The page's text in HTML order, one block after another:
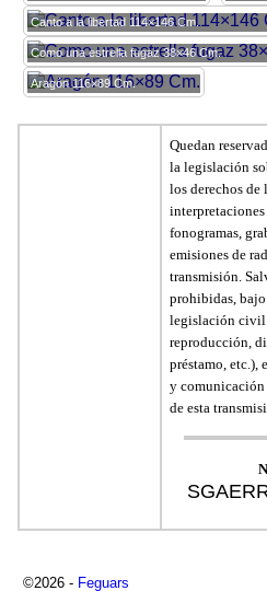
Canto a la libertad 114×146 Cm.
Como una estrella fugaz 38×46 Cm.
Aragón 116×89 Cm.
Quedan
la legislación
los derechos de
fonogramas,
emisiones de
transmisión.
prohibidas,
legislación civil
reproducción,
préstamo,
y comunicación
de esta
©2026 - Feguars